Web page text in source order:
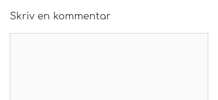
Skriv en kommentar